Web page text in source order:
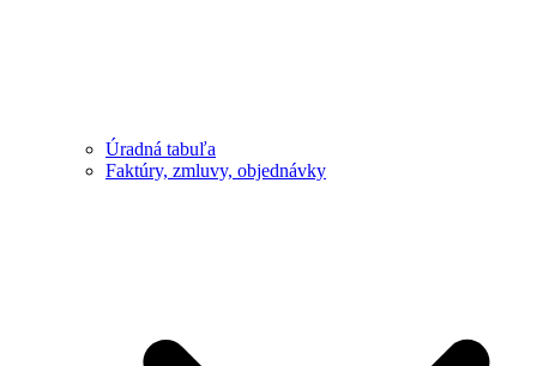
Úradná tabuľa
Faktúry, zmluvy, objednávky